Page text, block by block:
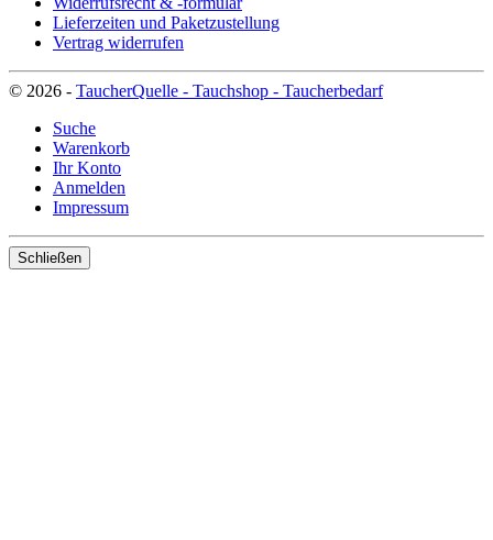
Lieferzeiten und Paketzustellung
Vertrag widerrufen
© 2026 - TaucherQuelle - Tauchshop - Taucherbedarf
Suche
Warenkorb
Ihr Konto
Anmelden
Impressum
Schließen